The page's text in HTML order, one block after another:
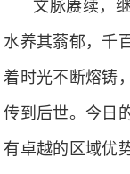
文脉赓续，
水养其蓊郁，千
着时光不断熔铸
传到后世。今日
有卓越的区域优